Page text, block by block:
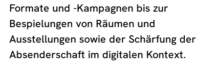
Formate und -Kampagnen bis zur
Bespielungen von Räumen und
Ausstellungen sowie der Schärfung der
Absenderschaft im digitalen Kontext.